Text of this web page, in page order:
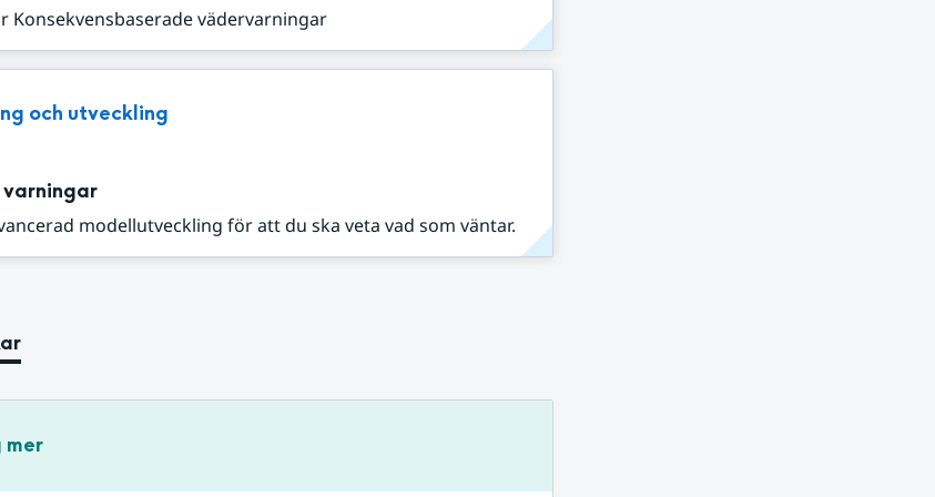
Konsekvensbaserade vädervarningar
och utveckling
varningar
modellutveckling för att du ska veta vad som väntar.
mer